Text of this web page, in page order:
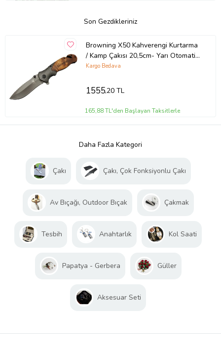
Son Gezdikleriniz
Browning X50 Kahverengi Kurtarma
/ Kamp Çakısı 20,5cm- Yarı Otomatik,
Kemerlikli, Ahşap Sap, Cam Kırma ve
Kargo Bedava
1555,20 TL
165,88 TL'den Başlayan Taksitlerle
Daha Fazla Kategori
Çakı Çakı, Çok Fonksiyonlu Çakı
Av Bıçağı, Outdoor Bıçak Çakmak
Tesbih Anahtarlık Kol Saati
Papatya - Gerbera Güller
Aksesuar Seti